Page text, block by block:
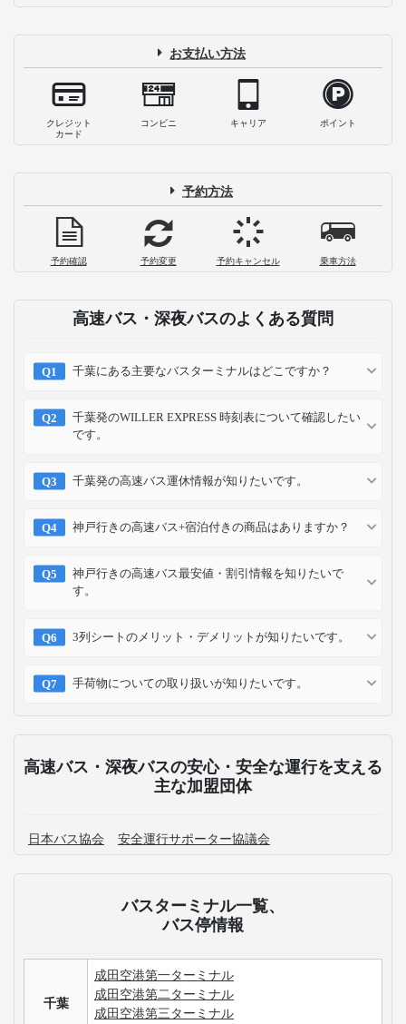
お支払い方法
クレジット
カード
コンビニ キャリア ポイント
予約方法
予約確認 予約変更 予約キャンセル 乗車方法
高速バス・深夜バスのよくある質問
千葉にある主要なバスターミナルはどこですか？
千葉発のWILLER EXPRESS 時刻表について確認したい
です。
千葉発の高速バス運休情報が知りたいです。
神戸行きの高速バス+宿泊付きの商品はありますか？
神戸行きの高速バス最安値・割引情報を知りたいで
す。
3列シートのメリット・デメリットが知りたいです。
手荷物についての取り扱いが知りたいです。
高速バス・深夜バスの安心・安全な運行を支える
主な加盟団体
日本バス協会 安全運行サポーター協議会
バスターミナル一覧、
バス停情報
千葉
成田空港第一ターミナル
成田空港第二ターミナル
成田空港第三ターミナル